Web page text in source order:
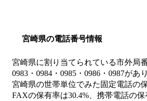
宮崎県の電話番号情報
宮崎県に割り当てられている市外局
0983・0984・0985・0986・0987があ
宮崎県の世帯単位でみた固定電話の保
FAXの保有率は30.4%、携帯電話の保